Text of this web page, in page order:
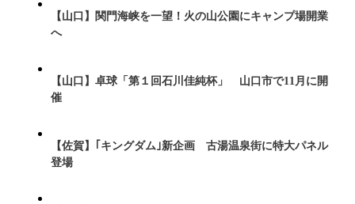
【山口】関門海峡を一望！火の山公園にキャンプ場開業
へ
【山口】卓球「第１回石川佳純杯」 山口市で11月に開
催
【佐賀】｢キングダム｣新企画 古湯温泉街に特大パネル
登場